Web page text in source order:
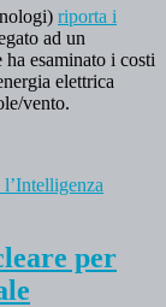
riporta i
ad un
esaminato i costi
elettrica
vento.
per